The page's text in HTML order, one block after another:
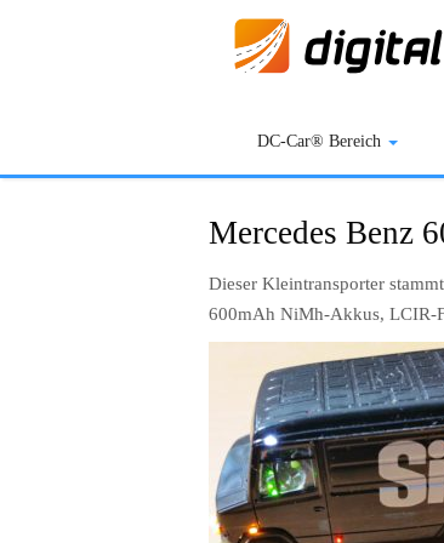
DC-Car® Bereich
Mercedes Benz
Dieser Kleintransporter
600mAh NiMh-Akkus, LCIR-